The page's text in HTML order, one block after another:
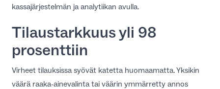
kassajärjestelmän ja analytiikan avulla.
Tilaustarkkuus yli 98
prosenttiin
Virheet tilauksissa syövät katetta huomaamatta. Yksikin
väärä raaka-ainevalinta tai väärin ymmärretty annos